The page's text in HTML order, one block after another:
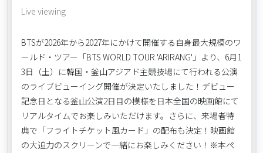
Live viewing
BTSが2026年から2027年にかけて開催する自身最大規模のワ
ールド・ツアー「BTS WORLD TOUR 'ARIRANG'」より、6月1
3日（土）に韓国・釜山アジアド主競技場にて行われる公演
のライブビューイング開催が決定いたしました！デビュー
記念日となる釜山公演2日目の模様を日本全国の映画館にて
リアルタイムでお楽しみいただけます。さらに、来場者特
典で「フライトチケット風カード」の配布も決定！映画館
の大迫力のスクリーンで一緒にお楽しみください！※本ペ